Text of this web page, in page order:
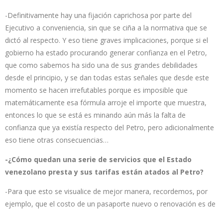
-Definitivamente hay una fijación caprichosa por parte del
Ejecutivo a conveniencia, sin que se ciña a la normativa que se
dictó al respecto. Y eso tiene graves implicaciones, porque si el
gobierno ha estado procurando generar confianza en el Petro,
que como sabemos ha sido una de sus grandes debilidades
desde el principio, y se dan todas estas señales que desde este
momento se hacen irrefutables porque es imposible que
matemáticamente esa fórmula arroje el importe que muestra,
entonces lo que se está es minando aún más la falta de
confianza que ya existía respecto del Petro, pero adicionalmente
eso tiene otras consecuencias…
-¿Cómo quedan una serie de servicios que el Estado
venezolano presta y sus tarifas están atados al Petro?
-Para que esto se visualice de mejor manera, recordemos, por
ejemplo, que el costo de un pasaporte nuevo o renovación es de